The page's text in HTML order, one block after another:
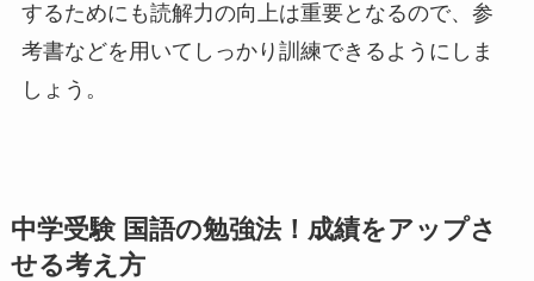
するためにも読解力の向上は重要となるので、参
考書などを用いてしっかり訓練できるようにしま
しょう。
中学受験 国語の勉強法！成績をアップさ
せる考え方